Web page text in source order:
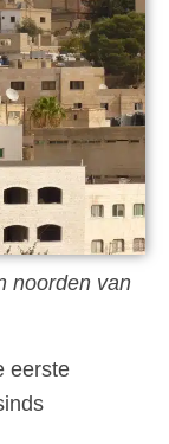
noorden van
eerste